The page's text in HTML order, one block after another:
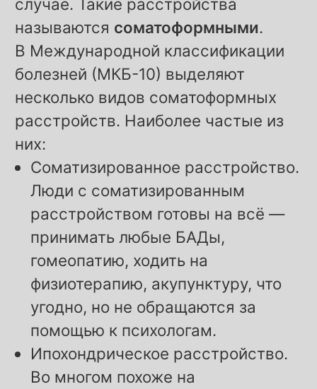
называются соматоформными.
В Международной классификации
болезней (МКБ-10) выделяют
несколько видов соматоформных
расстройств. Наиболее частые из
них:
Соматизированное расстройство.
Люди с соматизированным
расстройством готовы на всё —
принимать любые БАДы,
гомеопатию, ходить на
физиотерапию, акупунктуру, что
угодно, но не обращаются за
помощью к психологам.
Ипохондрическое расстройство.
Во многом похоже на